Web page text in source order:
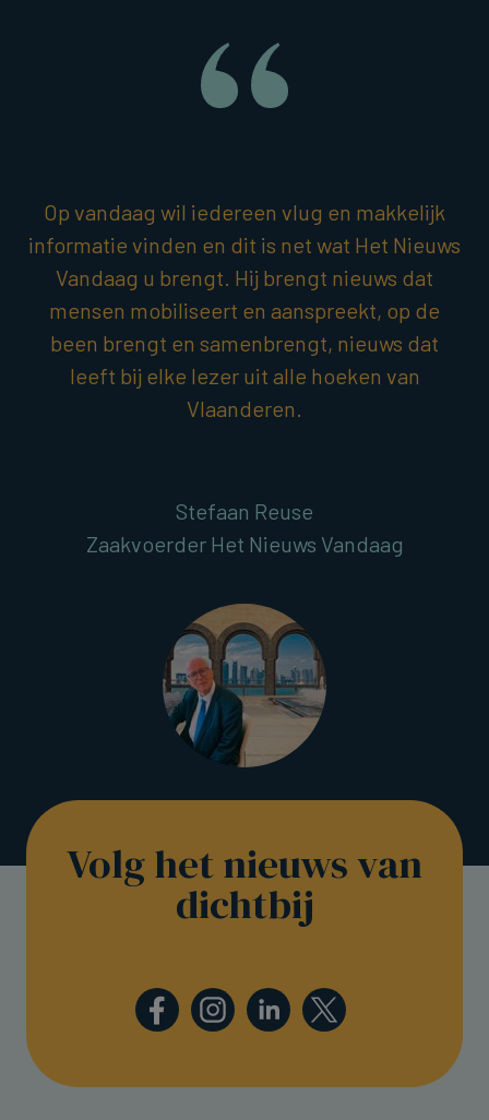
Op vandaag wil iedereen vlug en makkelijk
informatie vinden en dit is net wat Het Nieuws
Vandaag u brengt. Hij brengt nieuws dat
mensen mobiliseert en aanspreekt, op de
been brengt en samenbrengt, nieuws dat
leeft bij elke lezer uit alle hoeken van
Vlaanderen.
Stefaan Reuse
Zaakvoerder Het Nieuws Vandaag
Volg het nieuws van
dichtbij